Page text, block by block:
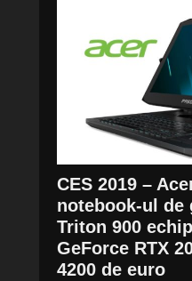
CES 2019 –
notebook-ul de
Triton 900
GeForce RTX
4200 de euro